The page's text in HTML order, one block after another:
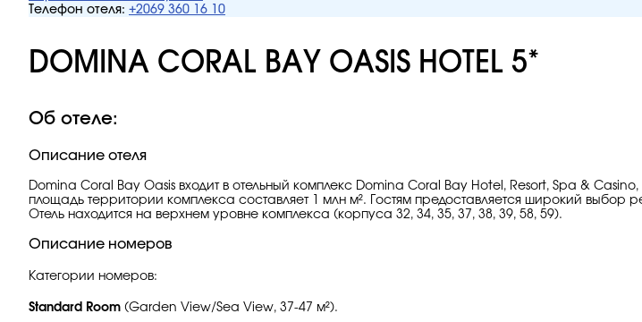
Телефон отеля: +2069 360 16 10
DOMINA CORAL BAY OASIS HOTEL 5*
Об отеле:
Описание отеля
Domina Coral Bay Oasis входит в отельный комплекс Domina Coral Bay Hotel, Resort, Spa &
площадь территории комплекса составляет 1 млн м². Гостям предоставляется широкий выбор
Отель находится на верхнем уровне комплекса (корпуса 32, 34, 35, 37, 38, 39, 58, 59).
Описание номеров
Категории номеров:
Standard Room (Garden View/Sea View, 37-47 м²).